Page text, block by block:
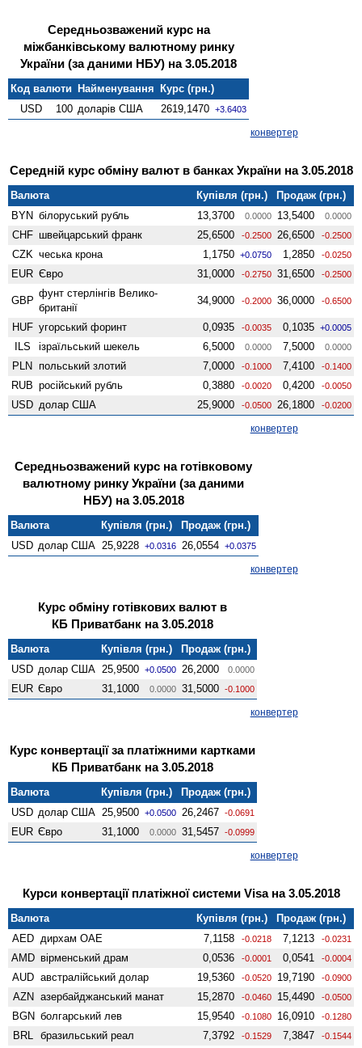
Середньозважений курс на
міжбанківському валютному ринку
України (за даними НБУ) на 3.05.2018
Код валюти Найменування Курс (грн.)
USD
100 доларів США 2619,1470 +3.6403
конвертер
Середній курс обміну валют в банках України на 3.05.2018
Валюта Купівля (грн.)
Продаж (грн.)
BYN білоруський рубль 13,3700 0.0000 13,5400 0.0000
CHF швейцарський франк 25,6500 -0.2500 26,6500 -0.2500
CZK чеська крона 1,1750 +0.0750 1,2850 -0.0250
EUR Євро 31,0000 -0.2750 31,6500 -0.2500
GBP
фунт стерлінгів Велико­
британії
34,9000 -0.2000 36,0000 -0.6500
HUF угорський форинт 0,0935 -0.0035 0,1035 +0.0005
ILS ізраїльський шекель 6,5000 0.0000 7,5000 0.0000
PLN польський злотий 7,0000 -0.1000 7,4100 -0.1400
RUB російський рубль 0,3880 -0.0020 0,4200 -0.0050
USD долар США 25,9000 -0.0500 26,1800 -0.0200
конвертер
Середньозважений курс на готівковому
валютному ринку України (за даними
НБУ) на 3.05.2018
Валюта Купівля (грн.)
Продаж (грн.)
USD долар США 25,9228 +0.0316 26,0554 +0.0375
конвертер
Курс обміну готівкових валют в
КБ Приватбанк на 3.05.2018
Валюта Купівля (грн.)
Продаж (грн.)
USD долар США 25,9500 +0.0500 26,2000 0.0000
EUR Євро 31,1000 0.0000 31,5000 -0.1000
конвертер
Курс конвертації за платіжними картками
КБ Приватбанк на 3.05.2018
Валюта Купівля (грн.)
Продаж (грн.)
USD долар США 25,9500 +0.0500 26,2467 -0.0691
EUR Євро 31,1000 0.0000 31,5457 -0.0999
конвертер
Курси конвертації платіжної системи Visa на 3.05.2018
Валюта Купівля (грн.)
Продаж (грн.)
AED дирхам ОАЕ 7,1158 -0.0218 7,1213 -0.0231
AMD вiрменський драм 0,0536 -0.0001 0,0541 -0.0004
AUD австралійський долар 19,5360 -0.0520 19,7190 -0.0900
AZN азербайджанський манат 15,2870 -0.0460 15,4490 -0.0500
BGN болгарський лев 15,9540 -0.1080 16,0910 -0.1280
BRL бразильський реал 7,3792 -0.1529 7,3847 -0.1544